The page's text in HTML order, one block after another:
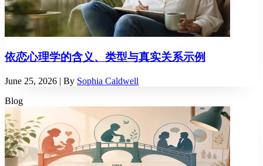
依恋心理学的含义、类型与真实关系示例
June 25, 2026 | By Sophia Caldwell
Blog